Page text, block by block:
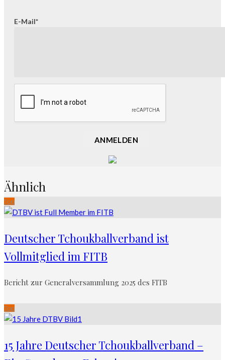
E-Mail*
ANMELDEN
Ähnlich
Top
Deutscher Tchoukballverband ist
Vollmitglied im FITB
Bericht zur Generalversammlung 2025 des FITB
Top
15 Jahre Deutscher Tchoukballverband –